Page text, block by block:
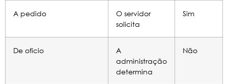
A pedido
O servidor
solicita
Sim
De ofício
A
administração
determina
Não